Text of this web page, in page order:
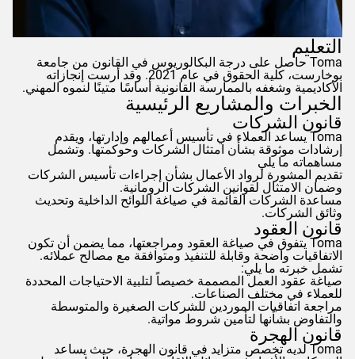
التعليم
Toma حاصل على درجة البكالوريوس في القانون من جامعة
بوخارست، كلية الحقوق في عام 2021. وقد أرست إنجازاته
الأكاديمية وشغفه بالممارسة القانونية أساسًا متينًا لنموه المهني.
الخبرات والمشاريع الرئيسية
قانون الشركات
Tomaيساعد العملاء في تأسيس أعمالهم وإدارتها، ويقدم
إرشادات موثوقة بشأن امتثال الشركات وحوكمتها. وتشمل
مساهماته ما يلي
تقديم المشورة لرواد الأعمال بشأن إجراءات تأسيس الشركات
وضمان الامتثال لقوانين الشركات الرومانية.
مساعدة الشركات القائمة في صياغة اللوائح الداخلية وتحديث
وثائق الشركات.
قانون العقود
Tomaيتفوق في صياغة العقود ومراجعتها، مما يضمن أن تكون
الاتفاقيات واضحة وقابلة للتنفيذ ومتوافقة مع مصالح عملائه.
تشمل خبرته ما يلي:
صياغة عقود العمل المصممة خصيصاً لتلبية الاحتياجات المحددة
للعملاء في مختلف الصناعات.
مراجعة اتفاقيات الموردين للشركات الصغيرة والمتوسطة
والتفاوض بشأنها لتأمين شروط مواتية.
قانون الهجرة
Tomaلديه تخصص متزايد في قانون الهجرة، حيث يساعد